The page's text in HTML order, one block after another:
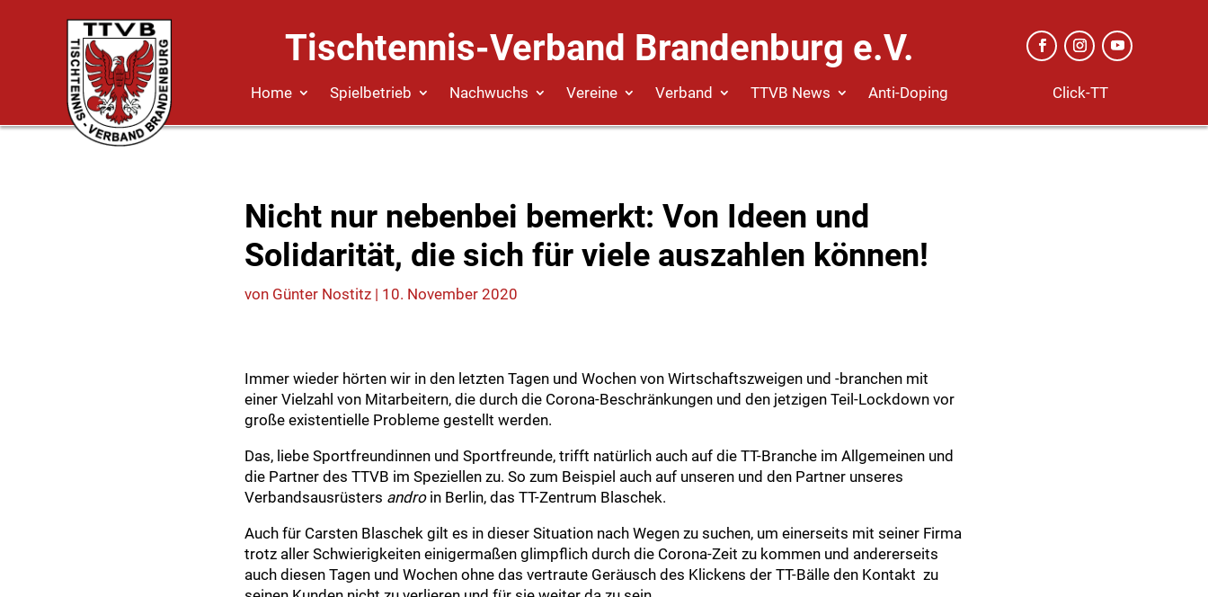
Tischtennis-Verband Brandenburg e.V.
Home Spielbetrieb Nachwuchs Vereine Verband TTVB News Anti-Doping Click-TT
Nicht nur nebenbei bemerkt: Von Ideen und
Solidarität, die sich für viele auszahlen können!
von Günter Nostitz | 10. November 2020
Immer wieder hörten wir in den letzten Tagen und Wochen von Wirtschaftszweigen und -branchen mit
einer Vielzahl von Mitarbeitern, die durch die Corona-Beschränkungen und den jetzigen Teil-Lockdown vor
große existentielle Probleme gestellt werden.
Das, liebe Sportfreundinnen und Sportfreunde, trifft natürlich auch auf die TT-Branche im Allgemeinen und
die Partner des TTVB im Speziellen zu. So zum Beispiel auch auf unseren und den Partner unseres
Verbandsausrüsters androin Berlin, das TT-Zentrum Blaschek.
Auch für Carsten Blaschek gilt es in dieser Situation nach Wegen zu suchen, um einerseits mit seiner Firma
trotz aller Schwierigkeiten einigermaßen glimpflich durch die Corona-Zeit zu kommen und andererseits
auch diesen Tagen und Wochen ohne das vertraute Geräusch des Klickens der TT-Bälle den Kontakt zu